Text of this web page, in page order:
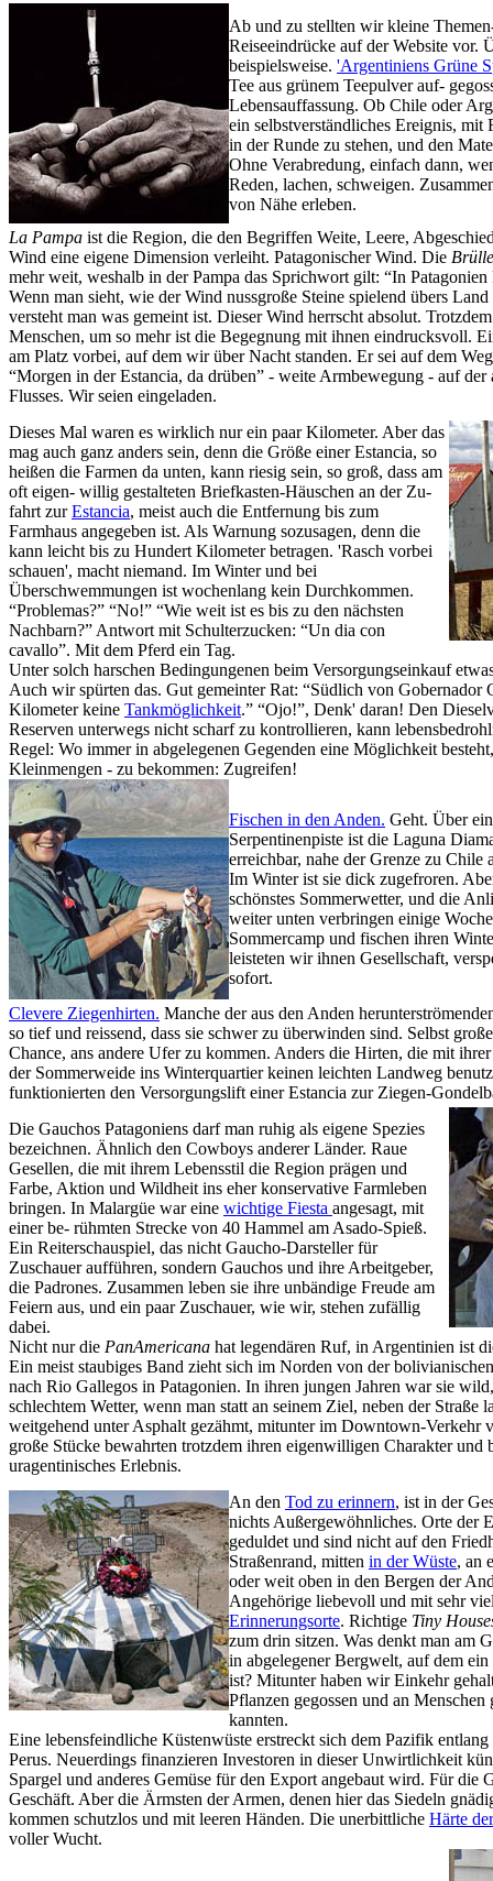
Ab und zu stellten wir kleine
Reiseeindrücke auf der Website vor.
beispielsweise. 'Argentiniens Grüne
Tee aus grünem Teepulver auf-
Lebensauffassung. Ob Chile oder
ein selbstverständliches Ereignis, mit
in der Runde zu stehen, und den
Ohne Verabredung, einfach dann,
Reden, lachen, schweigen.
von Nähe erleben.
La Pampa ist die Region, die den Begriffen Weite, Leere,
Wind eine eigene Dimension verleiht. Patagonischer Wind. Die
mehr weit, weshalb in der Pampa das Sprichwort gilt: “In
Wenn man sieht, wie der Wind nussgroße Steine spielend übers
versteht man was gemeint ist. Dieser Wind herrscht absolut.
Menschen, um so mehr ist die Begegnung mit ihnen eindrucksvoll.
am Platz vorbei, auf dem wir über Nacht standen. Er sei auf dem
“Morgen in der Estancia, da drüben” - weite Armbewegung - auf der
Flusses. Wir seien eingeladen.
Dieses Mal waren es wirklich nur ein paar Kilometer. Aber das
mag auch ganz anders sein, denn die Größe einer Estancia, so
heißen die Farmen da unten, kann riesig sein, so groß, dass am
oft eigen- willig gestalteten Briefkasten-Häuschen an der Zu-
fahrt zurEstancia, meist auch die Entfernung bis zum
Farmhaus angegeben ist. Als Warnung sozusagen, denn die
kann leicht bis zu Hundert Kilometer betragen. 'Rasch vorbei
schauen', macht niemand. Im Winter und bei
Überschwemmungen ist wochenlang kein Durchkommen.
“Problemas?” “No!” “Wie weit ist es bis zu den nächsten
Nachbarn?” Antwort mit Schulterzucken: “Un dia con
cavallo”. Mit dem Pferd ein Tag.
Unter solch harschen Bedingungenen beim Versorgungseinkauf
Auch wir spürten das. Gut gemeinter Rat: “Südlich von Gobernador
Kilometer keine Tankmöglichkeit.” “Ojo!”, Denk' daran! Den
Reserven unterwegs nicht scharf zu kontrollieren, kann
Regel: Wo immer in abgelegenen Gegenden eine Möglichkeit
Kleinmengen - zu bekommen: Zugreifen!
Fischen in den Anden. Geht. Über
Serpentinenpiste ist die Laguna
erreichbar, nahe der Grenze zu Chile
Im Winter ist sie dick zugefroren.
schönstes Sommerwetter, und die
weiter unten verbringen einige
Sommercamp und fischen ihren
leisteten wir ihnen Gesellschaft,
sofort.
Clevere Ziegenhirten. Manche der aus den Anden
so tief und reissend, dass sie schwer zu überwinden sind. Selbst
Chance, ans andere Ufer zu kommen. Anders die Hirten, die mit
der Sommerweide ins Winterquartier keinen leichten Landweg
funktionierten den Versorgungslift einer Estancia zur Ziegen-
Die Gauchos Patagoniens darf man ruhig als eigene Spezies
bezeichnen. Ähnlich den Cowboys anderer Länder. Raue
Gesellen, die mit ihrem Lebensstil die Region prägen und
Farbe, Aktion und Wildheit ins eher konservative Farmleben
bringen. In Malargüe war eine wichtige Fiesta angesagt, mit
einer be- rühmten Strecke von 40 Hammel am Asado-Spieß.
Ein Reiterschauspiel, das nicht Gaucho-Darsteller für
Zuschauer aufführen, sondern Gauchos und ihre Arbeitgeber,
die Padrones. Zusammen leben sie ihre unbändige Freude am
Feiern aus, und ein paar Zuschauer, wie wir, stehen zufällig
dabei.
Nicht nur die PanAmericana hat legendären Ruf, in Argentinien ist
Ein meist staubiges Band zieht sich im Norden von der
nach Rio Gallegos in Patagonien. In ihren jungen Jahren war sie
schlechtem Wetter, wenn man statt an seinem Ziel, neben der Straße
weitgehend unter Asphalt gezähmt, mitunter im Downtown-Verkehr
große Stücke bewahrten trotzdem ihren eigenwilligen Charakter und
uragentinisches Erlebnis.
An den Tod zu erinnern, ist in der
nichts Außergewöhnliches. Orte der
geduldet und sind nicht auf den
Straßenrand, mitten in der Wüste, an
oder weit oben in den Bergen der
Angehörige liebevoll und mit sehr
Erinnerungsorte. Richtige Tiny
zum drin sitzen. Was denkt man am
in abgelegener Bergwelt, auf dem
ist? Mitunter haben wir Einkehr
Pflanzen gegossen und an
kannten.
Eine lebensfeindliche Küstenwüste erstreckt sich dem Pazifik
Perus. Neuerdings finanzieren Investoren in dieser Unwirtlichkeit
Spargel und anderes Gemüse für den Export angebaut wird. Für die
Geschäft. Aber die Ärmsten der Armen, denen hier das Siedeln
kommen schutzlos und mit leeren Händen. Die unerbittliche Härte
voller Wucht.